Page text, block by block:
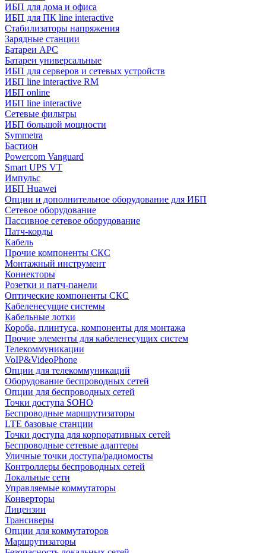
ИБП для дома и офиса
ИБП для ПК linе interactive
Стабилизаторы напряжения
Зарядные станции
Батареи APC
Батареи универсальные
ИБП для серверов и сетевых устройств
ИБП line interactive RM
ИБП online
ИБП linе interactive
Сетевые фильтры
ИБП большой мощности
Symmetra
Бастион
Powercom Vanguard
Smart UPS VT
Импульс
ИБП Huawei
Опции и дополнительное оборудование для ИБП
Сетевое оборудование
Пассивное сетевое оборудование
Патч-корды
Кабель
Прочие компоненты СКС
Монтажный инструмент
Коннекторы
Розетки и патч-панели
Оптические компоненты СКС
Кабеленесущие системы
Кабельные лотки
Короба, плинтуса, компоненты для монтажа
Прочие элементы для кабеленесущих систем
Телекоммуникации
VoIP&VideoPhone
Опции для телекоммуникаций
Оборудование беспроводных сетей
Опции для беспроводных сетей
Точки доступа SOHO
Беспроводные маршрутизаторы
LTE базовые станции
Точки доступа для корпоративных сетей
Беспроводные сетевые адаптеры
Уличные точки доступа/радиомосты
Контроллеры беспроводных сетей
Локальные сети
Управляемые коммутаторы
Конверторы
Лицензии
Трансиверы
Опции для коммутаторов
Маршрутизаторы